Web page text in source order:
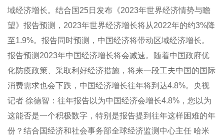
域经济增长。结合国25日发布《2023年世界经济情势与瞻
望》报告预测，2023年世界经济增长将从2022年的约3%降
至1.9%。报告同时预测，中国经济将带动区域经济增长。
报告预测2023年中国经济增长将会减速。随着中国政府优
化防疫政策、采取利好经济措施，将来一段工夫中国的国际
消费需求也会下跌，中国经济增长往年将到达4.8%。央视
记者 徐德智：往年报告以为中国经济会增长4.8%，您以为
这能否是一个积极数字，特别是报告提到往年这样困难的年
份？结合国经济和社会事务部全球经济监测中心主任 哈米